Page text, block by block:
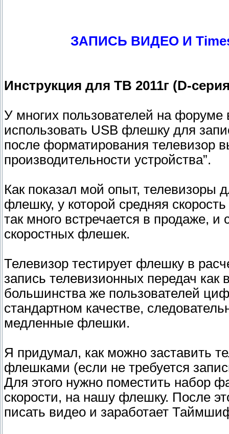
ЗАПИСЬ ВИДЕО И
Инструкция для ТВ 2011г (D-
У многих пользователей на форуме
использовать USB флешку для
после форматирования телевизор
производительности устройства”.
Как показал мой опыт, телевизоры
флешку, у которой средняя
так много встречается в продаже,
скоростных флешек.
Телевизор тестирует флешку в
запись телевизионных передач как
большинства же пользователей
стандартном качестве,
медленные флешки.
Я придумал, как можно заставить
флешками (если не требуется
Для этого нужно поместить набор
скорости, на нашу флешку. После
писать видео и заработает